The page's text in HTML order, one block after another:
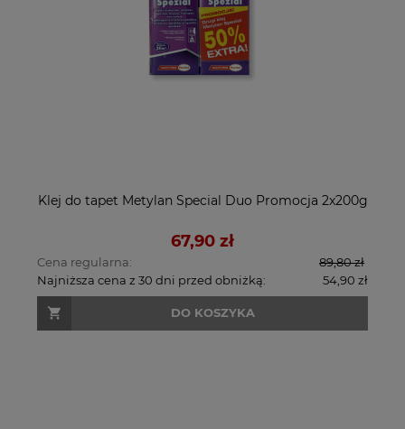
Klej do tapet Metylan Special Duo Promocja 2x200g
67,90 zł
Cena regularna:
89,80 zł
Najniższa cena z 30 dni przed obniżką:
54,90 zł
DO KOSZYKA